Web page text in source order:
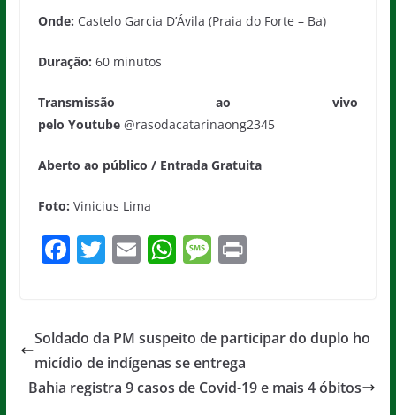
Onde: Castelo Garcia D’Ávila (Praia do Forte – Ba)
Duração: 60 minutos
Transmissão ao vivo
pelo Youtube@rasodacatarinaong2345
Aberto ao público / Entrada Gratuita
Foto: Vinicius Lima
F
e
b
o
T
er
E
l
W
s
A
p
M
a
g
e
Pr
Soldado da PM suspeito de participar do duplo ho
micídio de indígenas se entrega
Bahia registra 9 casos de Covid-19 e mais 4 óbitos